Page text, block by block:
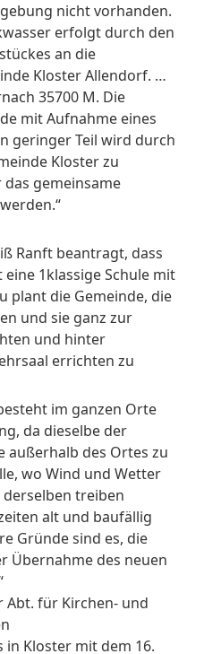
nicht vorhanden.
erfolgt durch den
an die
Kloster Allendorf. …
35700 M. Die
mit Aufnahme eines
geringer Teil wird durch
Kloster zu
gemeinsame
Ranft beantragt, dass
1klassige Schule mit
plant die Gemeinde, die
und sie ganz zur
und hinter
errichten zu
im ganzen Orte
da dieselbe der
außerhalb des Ortes zu
wo Wind und Wetter
treiben
alt und baufällig
Gründe sind es, die
Übernahme des neuen
für Kirchen- und
in Kloster mit dem 16.